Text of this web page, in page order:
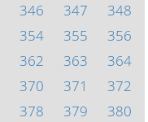
346 347
348
354 355
356
362 363
364
370 371
372
378 379 380